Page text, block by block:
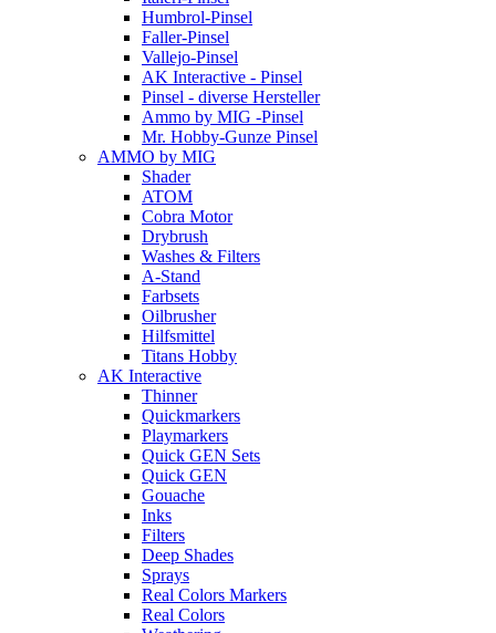
Humbrol-Pinsel
Faller-Pinsel
Vallejo-Pinsel
AK Interactive - Pinsel
Pinsel - diverse Hersteller
Ammo by MIG -Pinsel
Mr. Hobby-Gunze Pinsel
AMMO by MIG
Shader
ATOM
Cobra Motor
Drybrush
Washes & Filters
A-Stand
Farbsets
Oilbrusher
Hilfsmittel
Titans Hobby
AK Interactive
Thinner
Quickmarkers
Playmarkers
Quick GEN Sets
Quick GEN
Gouache
Inks
Filters
Deep Shades
Sprays
Real Colors Markers
Real Colors